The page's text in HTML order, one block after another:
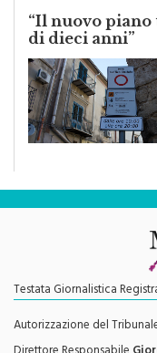
LA LETTERA
“Il nuovo piano
di dieci anni”
Testata Giornalistica